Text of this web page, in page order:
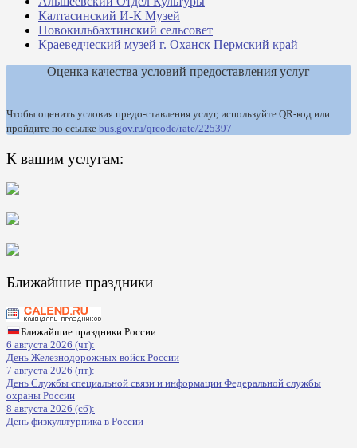
Калтасинский И-К Музей
Новокильбахтинский сельсовет
Краеведческий музей г. Оханск Пермский край
Оценка качества условий предоставления услуг
Чтобы оценить условия предо-ставления услуг, используйте QR-код или
пройдите по ссылке bus.gov.ru/qrcode/rate/225397
К вашим услугам:
Ближайшие праздники
Ближайшие праздники России
6 августа 2026 (чт):
День Железнодорожных войск России
7 августа 2026 (пт):
День Службы специальной связи и информации Федеральной службы
охраны России
8 августа 2026 (сб):
День физкультурника в России